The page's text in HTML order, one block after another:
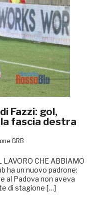
Fazzi: gol,
fascia destra
GRB
LAVORO CHE ABBIAMO
ha un nuovo padrone:
al Padova non aveva
di stagione […]